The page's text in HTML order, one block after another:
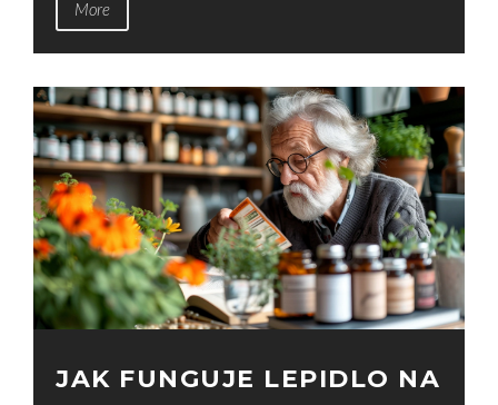
More
JAK FUNGUJE LEPIDLO NA